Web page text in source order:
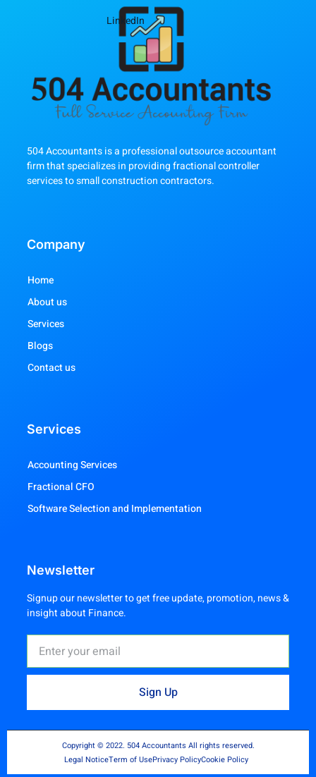
LinkedIn
504 Accountants is a professional outsource accountant
firm that specializes in providing fractional controller
services to small construction contractors.
Company
Home
About us
Services
Blogs
Contact us
Services
Accounting Services
Fractional CFO
Software Selection and Implementation
Newsletter
Signup our newsletter to get free update, promotion, news &
insight about Finance.
Sign Up
Copyright © 2022. 504 Accountants All rights reserved.
Legal NoticeTerm of UsePrivacy PolicyCookie Policy